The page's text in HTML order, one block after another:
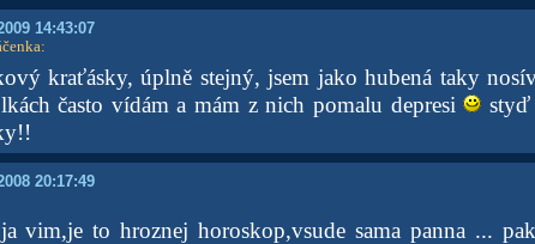
14:43:07
:
kraťásky, úplně stejný, jsem jako hubená taky
často vídám a mám z nich pomalu depresi
styď
20:17:49
vim,je to hroznej horoskop,vsude sama panna ...